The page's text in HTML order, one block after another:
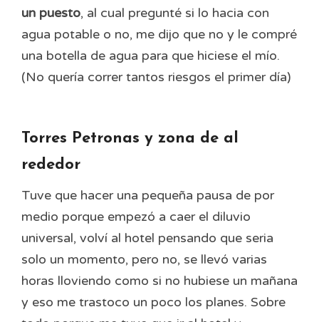
un puesto, al cual pregunté si lo hacia con
agua potable o no, me dijo que no y le compré
una botella de agua para que hiciese el mío.
(No quería correr tantos riesgos el primer día)
Torres Petronas y zona de al
rededor
Tuve que hacer una pequeña pausa de por
medio porque empezó a caer el diluvio
universal, volví al hotel pensando que seria
solo un momento, pero no, se llevó varias
horas lloviendo como si no hubiese un mañana
y eso me trastoco un poco los planes. Sobre